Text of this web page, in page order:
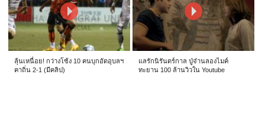
ลุ้นเหนื่อย! กว่างโซ้ง 10 คนบุกอัดอุบลฯ
คาถิ่น 2-1 (มีคลิป)
แลรักนิรันดร์กาล ปู่จ๋านลองไมค์
ทะยาน 100 ล้านวิวใน Youtube